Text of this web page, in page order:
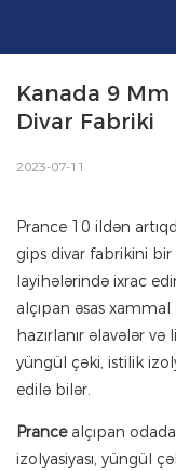
Kanada 9 Mm
Divar Fabriki
2023-07-11
Prance 10 ildən
gips divar fabrikini
layihələrində ixrac
alçıpan əsas xammal
hazırlanır əlavələr və
yüngül çəki, istilik
edilə bilər.
Prance alçıpan
izolyasiyası, yüngül